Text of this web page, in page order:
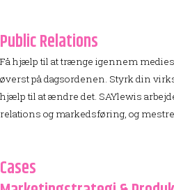
Public Relations
Få hjælp til at trænge igennem
øverst på dagsordenen. Styrk din
hjælp til at ændre det. SAYlewis
relations og markedsføring, og
Cases